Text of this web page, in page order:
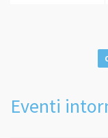
Eventi